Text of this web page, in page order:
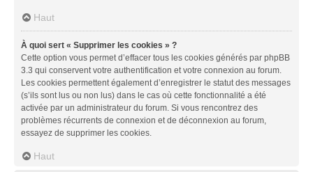
Haut
À quoi sert « Supprimer les cookies » ?
Cette option vous permet d’effacer tous les cookies générés par phpBB
3.3 qui conservent votre authentification et votre connexion au forum.
Les cookies permettent également d’enregistrer le statut des messages
(s’ils sont lus ou non lus) dans le cas où cette fonctionnalité a été
activée par un administrateur du forum. Si vous rencontrez des
problèmes récurrents de connexion et de déconnexion au forum,
essayez de supprimer les cookies.
Haut